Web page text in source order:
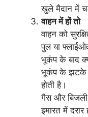
खुले मैदान में
वाहन में हों तो
वाहन को
पुल या
भूकंप के बाद
भूकंप के झटके
होती है।
गैस और
इमारत में